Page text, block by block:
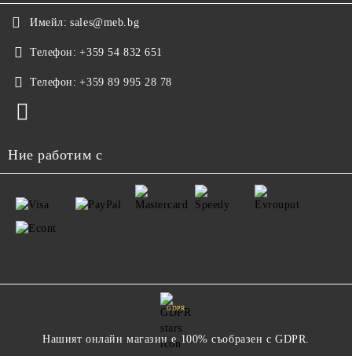
Имейл: sales@meb.bg
Телефон: +359 54 832 651
Телефон: +359 89 995 28 78
Ние работим с
GDPR
Нашият онлайн магазин е 100% съобразен с GDPR.